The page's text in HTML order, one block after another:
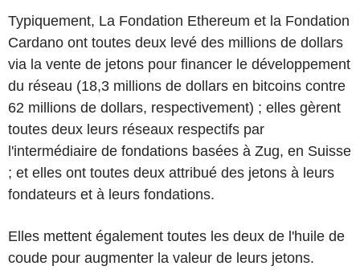
Typiquement, La Fondation Ethereum et la Fondation
Cardano ont toutes deux levé des millions de dollars
via la vente de jetons pour financer le développement
du réseau (18,3 millions de dollars en bitcoins contre
62 millions de dollars, respectivement) ; elles gèrent
toutes deux leurs réseaux respectifs par
l'intermédiaire de fondations basées à Zug, en Suisse
; et elles ont toutes deux attribué des jetons à leurs
fondateurs et à leurs fondations.
Elles mettent également toutes les deux de l'huile de
coude pour augmenter la valeur de leurs jetons.